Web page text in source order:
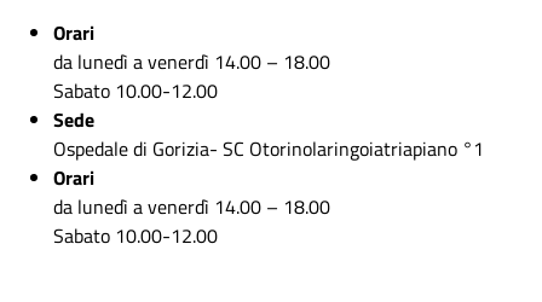
Orari
da lunedì a venerdì 14.00 – 18.00
Sabato 10.00-12.00
Sede
Ospedale di Gorizia- SC Otorinolaringoiatriapiano °1
Orari
da lunedì a venerdì 14.00 – 18.00
Sabato 10.00-12.00